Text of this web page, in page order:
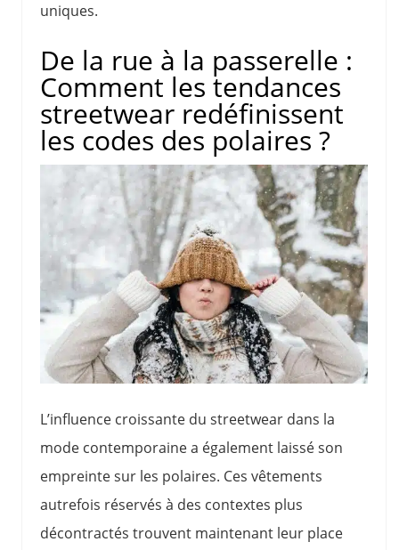
uniques.
De la rue à la passerelle :
Comment les tendances
streetwear redéfinissent
les codes des polaires ?
L’influence croissante du streetwear dans la
mode contemporaine a également laissé son
empreinte sur les polaires. Ces vêtements
autrefois réservés à des contextes plus
décontractés trouvent maintenant leur place